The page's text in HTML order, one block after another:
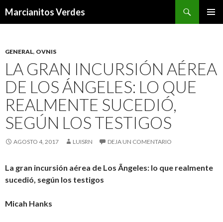
Marcianitos Verdes
GENERAL, OVNIS
LA GRAN INCURSIÓN AÉREA
DE LOS ÁNGELES: LO QUE
REALMENTE SUCEDIÓ,
SEGÚN LOS TESTIGOS
AGOSTO 4, 2017 LUISRN DEJA UN COMENTARIO
La gran incursión aérea de Los Ãngeles: lo que realmente
sucedió, según los testigos
Micah Hanks